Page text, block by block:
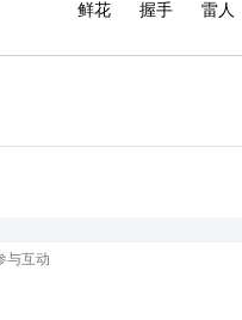
鲜花 握手 雷人